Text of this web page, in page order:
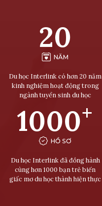
20
NĂM
Du học Interlink có hơn 20 năm
kinh nghiệm hoạt động trong
ngành tuyển sinh du học
1000+
HỒ SƠ
Du học Interlink đã đồng hành
cùng hơn 1000 bạn trẻ biến
giấc mơ du học thành hiện thực